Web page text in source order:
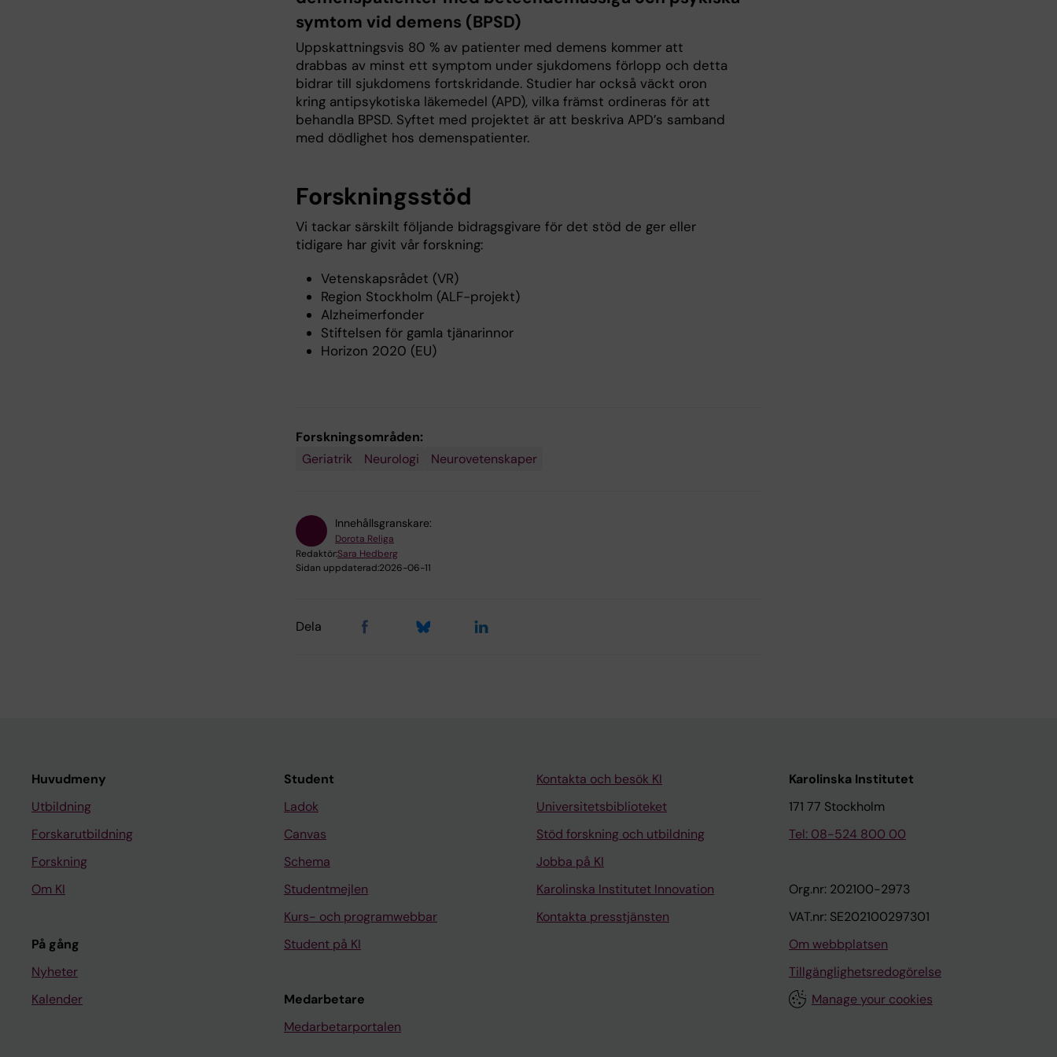
symtom vid demens (BPSD)
Uppskattningsvis 80 % av patienter med demens kommer att
drabbas av minst ett symptom under sjukdomens förlopp och detta
bidrar till sjukdomens fortskridande. Studier har också väckt oron
kring antipsykotiska läkemedel (APD), vilka främst ordineras för att
behandla BPSD. Syftet med projektet är att beskriva APD’s samband
med dödlighet hos demenspatienter.
Forskningsstöd
Vi tackar särskilt följande bidragsgivare för det stöd de ger eller
tidigare har givit vår forskning:
Vetenskapsrådet (VR)
Region Stockholm (ALF-projekt)
Alzheimerfonder
Stiftelsen för gamla tjänarinnor
Horizon 2020 (EU)
Forskningsområden:
Geriatrik
Neurologi Neurovetenskaper
Innehållsgranskare:
Dorota Religa
Redaktör:Sara Hedberg
Sidan uppdaterad:2026-06-11
Dela
Huvudmeny
Utbildning
Forskarutbildning
Forskning
Om KI
På gång
Nyheter
Kalender
Student
Ladok
Canvas
Schema
Studentmejlen
Kurs- och programwebbar
Student på KI
Medarbetare
Medarbetarportalen
Kontakta och besök KI
Universitetsbiblioteket
Stöd forskning och utbildning
Jobba på KI
Karolinska Institutet Innovation
Kontakta presstjänsten
Karolinska Institutet
171 77 Stockholm
Tel: 08-524 800 00
Org.nr: 202100-2973
VAT.nr: SE202100297301
Om webbplatsen
Tillgänglighetsredogörelse
Manage your cookies